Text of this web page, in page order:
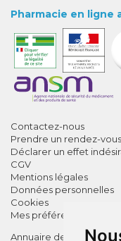
Pharmacie en ligne
Contactez-nous
Prendre un rendez-vous
Déclarer un effet
CGV
Mentions légales
Données personnelles
Cookies
Mes préférences
Annuaire des